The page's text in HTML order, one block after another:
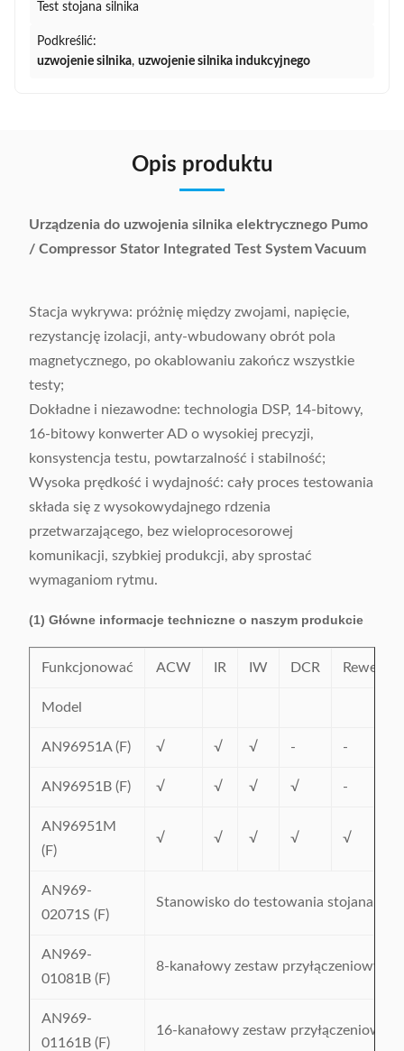
Test stojana silnika
Podkreślić:
uzwojenie silnika, uzwojenie silnika indukcyjnego
Opis produktu
Urządzenia do uzwojenia silnika elektrycznego Pumo
/ Compressor Stator Integrated Test System Vacuum
Stacja wykrywa: próżnię między zwojami, napięcie,
rezystancję izolacji, anty-wbudowany obrót pola
magnetycznego, po okablowaniu zakończ wszystkie
testy;
Dokładne i niezawodne: technologia DSP, 14-bitowy,
16-bitowy konwerter AD o wysokiej precyzji,
konsystencja testu, powtarzalność i stabilność;
Wysoka prędkość i wydajność: cały proces testowania
składa się z wysokowydajnego rdzenia
przetwarzającego, bez wieloprocesorowej
komunikacji, szybkiej produkcji, aby sprostać
wymaganiom rytmu.
(1) Główne informacje techniczne o naszym produkcie
Funkcjonować ACW IR IW DCR Rewers
Model
AN96951A (F) √ √ √ - -
AN96951B (F) √ √ √ √ -
AN96951M
(F)
√ √ √ √ √
AN969-
02071S (F)
Stanowisko do testowania stojana
AN969-
01081B (F)
8-kanałowy zestaw przyłączeniowy
AN969-
01161B (F)
16-kanałowy zestaw przyłączeniowy